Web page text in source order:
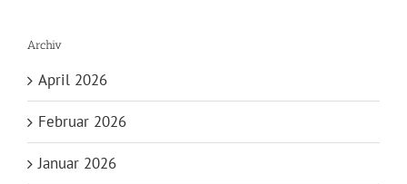
Archiv
April 2026
Februar 2026
Januar 2026